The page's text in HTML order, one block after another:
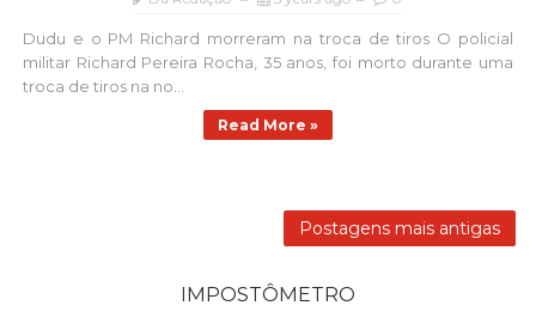
Dudu e o PM Richard morreram na troca de tiros O policial
militar Richard Pereira Rocha, 35 anos, foi morto durante uma
troca de tiros na no...
Read More »
Postagens mais antigas
IMPOSTÔMETRO